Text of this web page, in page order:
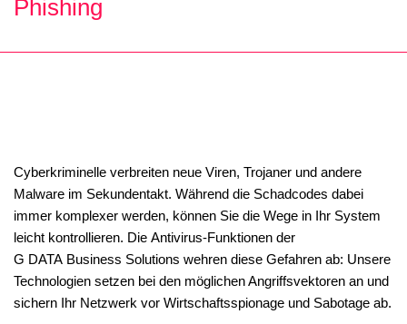
Phishing
Cyberkriminelle verbreiten neue Viren, Trojaner und andere
Malware im Sekundentakt. Während die Schadcodes dabei
immer komplexer werden, können Sie die Wege in Ihr System
leicht kontrollieren. Die Antivirus-Funktionen der
G DATA Business Solutions wehren diese Gefahren ab: Unsere
Technologien setzen bei den möglichen Angriffsvektoren an und
sichern Ihr Netzwerk vor Wirtschaftsspionage und Sabotage ab.